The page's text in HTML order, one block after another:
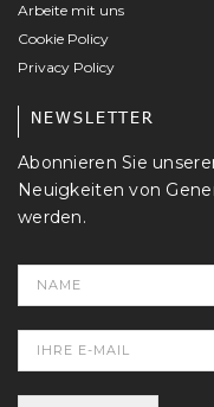
Arbeite mit uns
Cookie Policy
Privacy Policy
NEWSLETTER
Abonnieren Sie
Neuigkeiten von
werden.